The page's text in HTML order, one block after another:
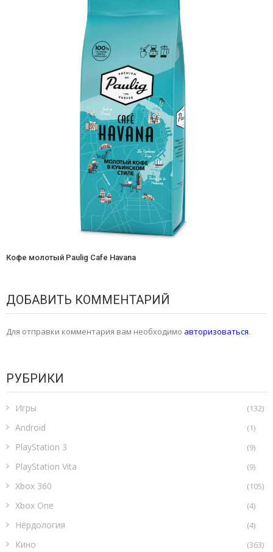
Кофе молотый Paulig Cafe Havana
ДОБАВИТЬ КОММЕНТАРИЙ
Для отправки комментария вам необходимо авторизоваться.
РУБРИКИ
Игры (132)
Android (1)
PlayStation 3 (9)
PlayStation Vita (9)
Xbox 360 (105)
Xbox One (4)
Нёрдология (4)
Кино (363)